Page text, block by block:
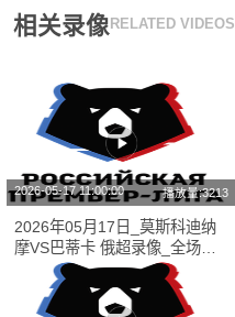
相关录像 RELATED VIDEOS
2026-05-17 11:00:00 播放量:3213
2026年05月17日_莫斯科迪纳
摩VS巴蒂卡 俄超录像_全场录
像【全场回放】